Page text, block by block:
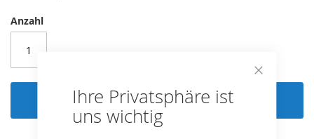
Close
Ihre Privatsphäre ist
uns wichtig
Anzahl
In den Warenkorb